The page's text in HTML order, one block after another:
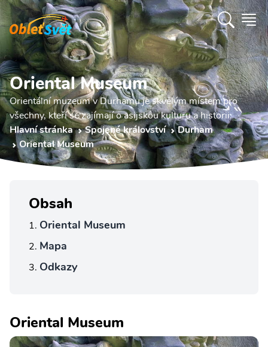
Oriental Museum
Orientální muzeum v Durhamu je skvělým místem pro
všechny, kteří se zajímají o asijskou kulturu a historii.
Hlavní stránka
Spojené království
Durham
Oriental Museum
Obsah
Oriental Museum
Mapa
Odkazy
Oriental Museum